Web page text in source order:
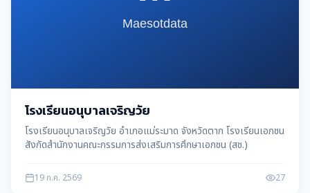
โรงเรียนอนุบาลเจริญวัย
โรงเรียนอนุบาลเจริญวัย อำเภอแม่ระมาด จังหวัดตาก โรงเรียนเอกชน
สังกัดสำนักงานคณะกรรมการส่งเสริมการศึกษาเอกชน (สช.)
19 ก.ค. 2569 27